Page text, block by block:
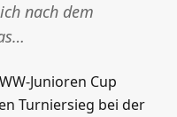
nach dem
Junioren Cup
Turniersieg bei der